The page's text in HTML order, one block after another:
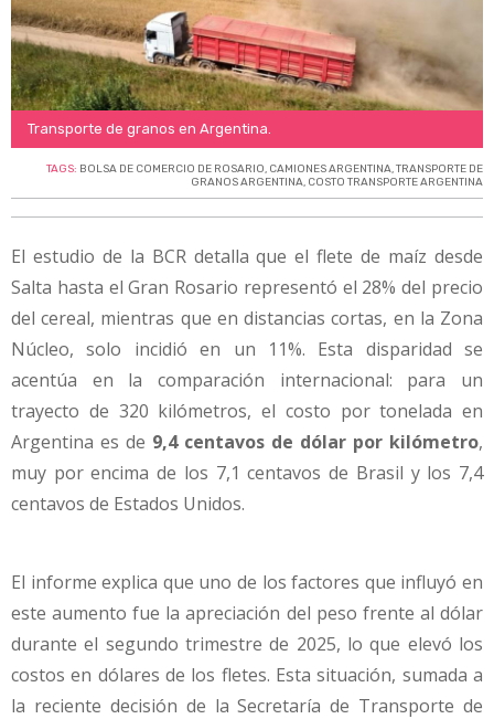
Transporte de granos en Argentina.
TAGS: BOLSA DE COMERCIO DE ROSARIO, CAMIONES ARGENTINA,TRANSPORTE DE
GRANOS ARGENTINA, COSTO TRANSPORTE ARGENTINA
El estudio de la BCR detalla que el flete de maíz desde
Salta hasta el Gran Rosario representó el 28% del precio
del cereal, mientras que en distancias cortas, en la Zona
Núcleo, solo incidió en un 11%. Esta disparidad se
acentúa en la comparación internacional: para un
trayecto de 320 kilómetros, el costo por tonelada en
Argentina es de 9,4 centavos de dólar por kilómetro,
muy por encima de los 7,1 centavos de Brasil y los 7,4
centavos de Estados Unidos.
El informe explica que uno de los factores que influyó en
este aumento fue la apreciación del peso frente al dólar
durante el segundo trimestre de 2025, lo que elevó los
costos en dólares de los fletes. Esta situación, sumada a
la reciente decisión de la Secretaría de Transporte de